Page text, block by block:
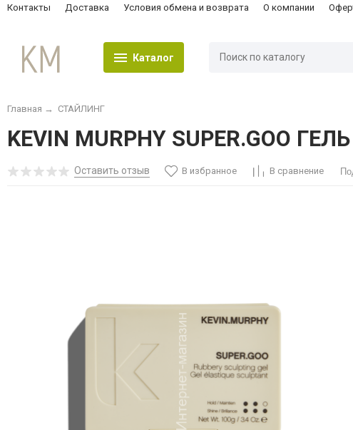
Контакты Доставка Условия обмена и возврата О компании
Каталог
Главная → СТАЙЛИНГ
KEVIN MURPHY SUPER.GOO
Оставить отзыв В избранное В сравнение